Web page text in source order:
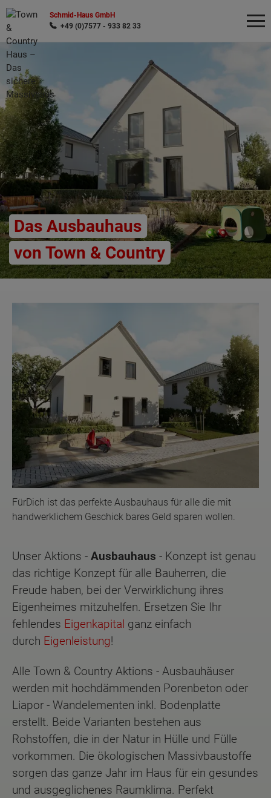
Schmid-Haus GmbH
+49 (0)7577 - 933 82 33
Das Ausbauhaus
von Town & Country
FürDich ist das perfekte Ausbauhaus für alle die mit
handwerklichem Geschick bares Geld sparen wollen.
Unser Aktions - Ausbauhaus - Konzept ist genau
das richtige Konzept für alle Bauherren, die
Freude haben, bei der Verwirklichung ihres
Eigenheimes mitzuhelfen. Ersetzen Sie Ihr
fehlendes Eigenkapital ganz einfach
durch Eigenleistung!
Alle Town & Country Aktions - Ausbauhäuser
werden mit hochdämmenden Porenbeton oder
Liapor - Wandelementen inkl. Bodenplatte
erstellt. Beide Varianten bestehen aus
Rohstoffen, die in der Natur in Hülle und Fülle
vorkommen. Die ökologischen Massivbaustoffe
sorgen das ganze Jahr im Haus für ein gesundes
und ausgeglichenes Raumklima. Perfekt
Wonach möchten Sie suchen?